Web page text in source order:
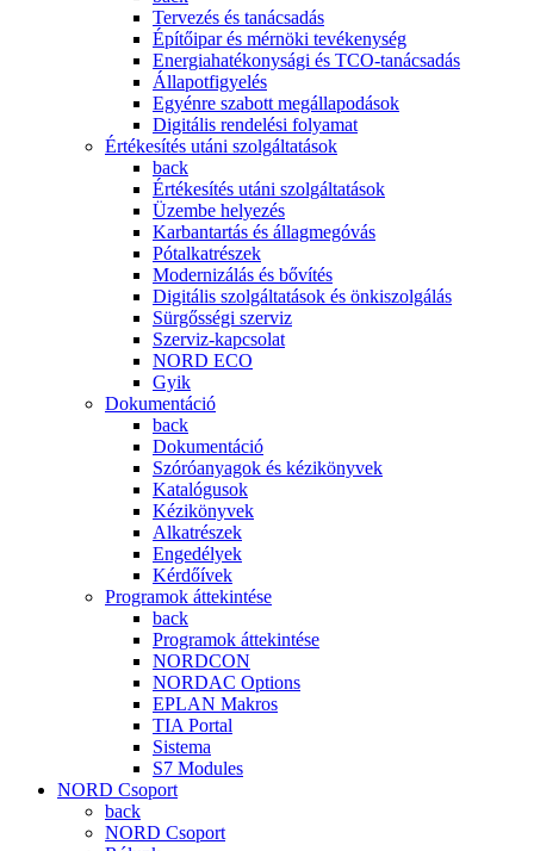
Tervezés és tanácsadás
Építőipar és mérnöki tevékenység
Energiahatékonysági és TCO-tanácsadás
Állapotfigyelés
Egyénre szabott megállapodások
Digitális rendelési folyamat
Értékesítés utáni szolgáltatások
back
Értékesítés utáni szolgáltatások
Üzembe helyezés
Karbantartás és állagmegóvás
Pótalkatrészek
Modernizálás és bővítés
Digitális szolgáltatások és önkiszolgálás
Sürgősségi szerviz
Szerviz-kapcsolat
NORD ECO
Gyik
Dokumentáció
back
Dokumentáció
Szóróanyagok és kézikönyvek
Katalógusok
Kézikönyvek
Alkatrészek
Engedélyek
Kérdőívek
Programok áttekintése
back
Programok áttekintése
NORDCON
NORDAC Options
EPLAN Makros
TIA Portal
Sistema
S7 Modules
NORD Csoport
back
NORD Csoport